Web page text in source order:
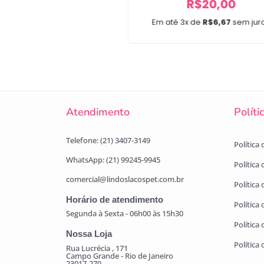
Em até 3x deR$6,67 sem
R$20,00
Atendimento
Telefone: (21) 3407-3149
WhatsApp: (21) 99245-9945
comercial@lindoslacospet.com.br
Horário de atendimento
Segunda à Sexta - 06h00 às 15h30
Nossa Loja
Rua Lucrécia , 171
Campo Grande - Rio de Janeiro
Política
Política
Política
Política
Política
Política